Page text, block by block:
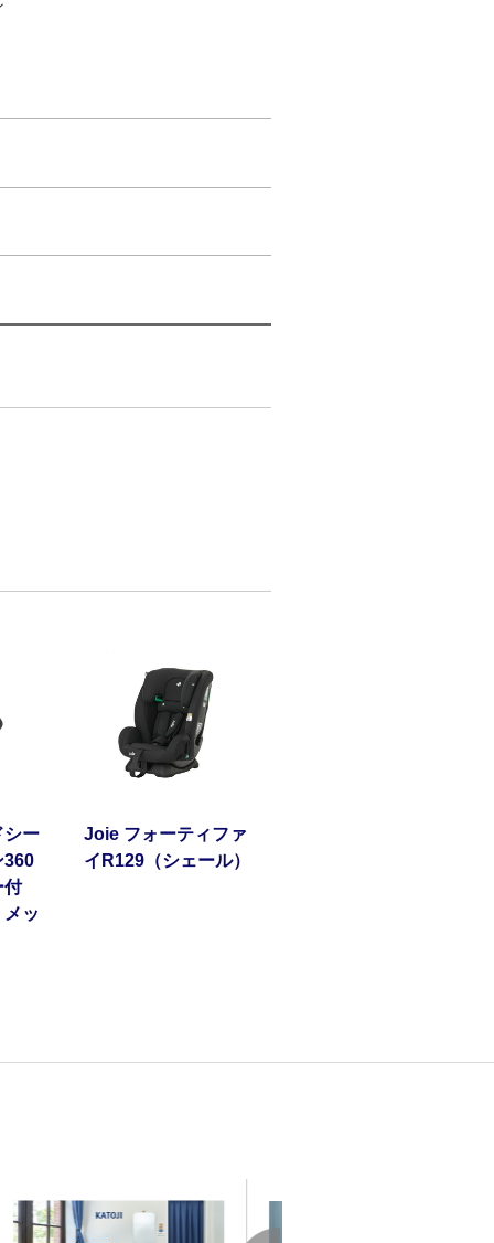
シー
360
付
メッ
Joie フォーティファ
イR129（シェール）